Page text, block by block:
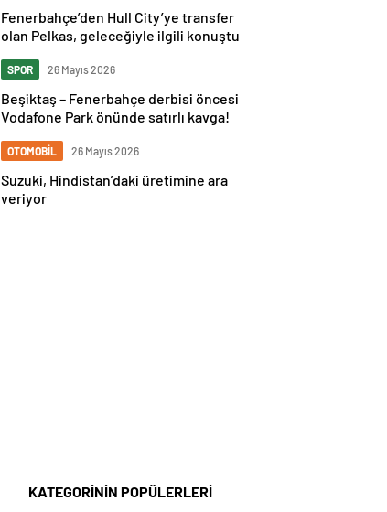
Fenerbahçe’den Hull City’ye transfer
olan Pelkas, geleceğiyle ilgili konuştu
SPOR 26 Mayıs 2026
Beşiktaş – Fenerbahçe derbisi öncesi
Vodafone Park önünde satırlı kavga!
OTOMOBİL 26 Mayıs 2026
Suzuki, Hindistan’daki üretimine ara
veriyor
KATEGORİNİN POPÜLERLERİ